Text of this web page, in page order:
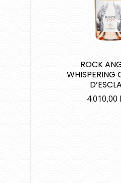
ROCK
WHISPERING
4.010,00